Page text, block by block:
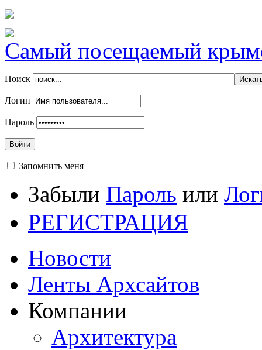
Самый посещаемый
Поиск
Логин
Пароль
Войти
Запомнить меня
Забыли Пароль или
РЕГИСТРАЦИЯ
Новости
Ленты Архсайтов
Компании
Архитектура